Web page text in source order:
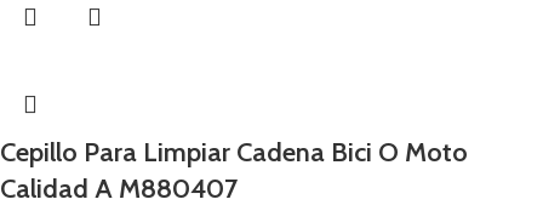
Cepillo Para Limpiar Cadena Bici O Moto
Calidad A M880407